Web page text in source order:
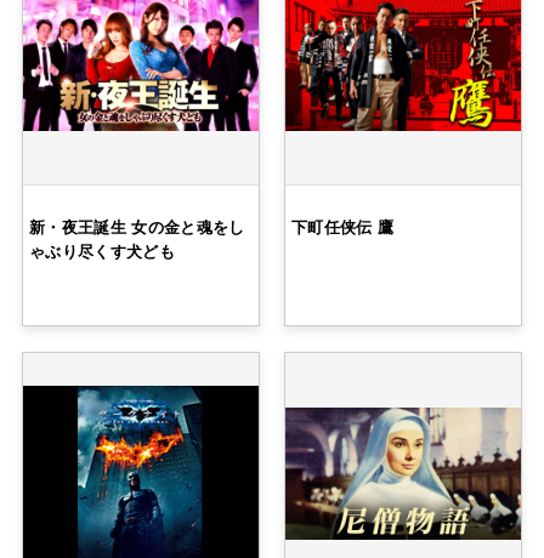
新・夜王誕生 女の金と魂をし
ゃぶり尽くす犬ども
下町任侠伝 鷹